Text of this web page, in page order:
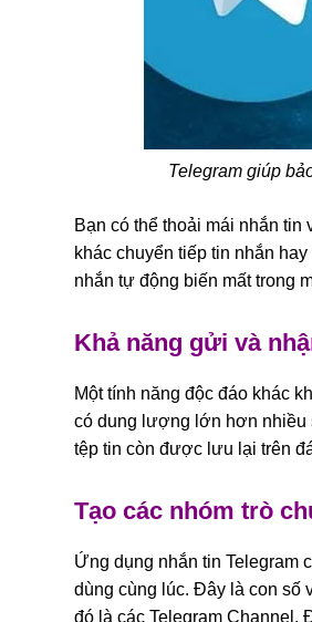
Telegram giúp
Bạn có thể thoải mái nhắn
khác chuyển tiếp tin nhắn
nhắn tự động biến mất trong
Khả năng gửi và
Một tính năng độc đáo khác
có dung lượng lớn hơn nhiều
tệp tin còn được lưu lại trên
Tạo các nhóm trò
Ứng dụng nhắn tin Telegram
dùng cùng lúc. Đây là con số
đó là các Telegram Channel.